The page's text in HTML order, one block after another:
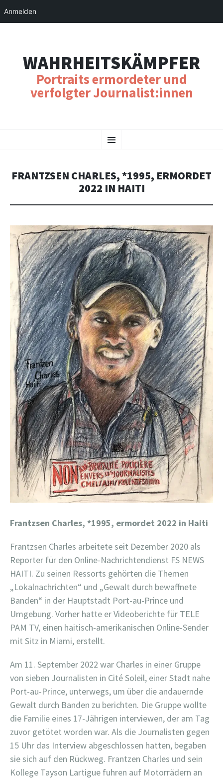
WAHRHEITSKÄMPFER
Portraits ermordeter und
verfolgter Journalist:innen
Menu
TO
FRANTZSEN CHARLES, *1995, ERMORDET
2022 IN HAITI
Frantzsen Charles, *1995, ermordet 2022 in Haiti
Frantzsen Charles arbeitete seit Dezember 2020 als
Reporter für den Online-Nachrichtendienst FS NEWS
HAITI. Zu seinen Ressorts gehörten die Themen
„Lokalnachrichten“ und „Gewalt durch bewaffnete
Banden“ in der Hauptstadt Port-au-Prince und
Umgebung. Vorher hatte er Videoberichte für TELE
PAM TV, einen haitisch-amerikanischen Online-Sender
mit Sitz in Miami, erstellt.
Am 11. September 2022 war Charles in einer Gruppe
von sieben Journalisten in Cité Soleil, einer Stadt nahe
Port-au-Prince, unterwegs, um über die andauernde
Gewalt durch Banden zu berichten. Die Gruppe wollte
die Familie eines 17-Jährigen interviewen, der am Tag
zuvor getötet worden war. Als die Journalisten gegen
15 Uhr das Interview abgeschlossen hatten, begaben
sie sich auf den Rückweg. Frantzen Charles und sein
Kollege Tayson Lartigue fuhren auf Motorrädern an
Anmelden